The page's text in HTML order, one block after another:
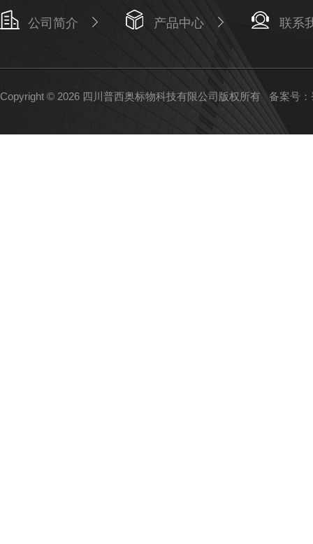
公司简介 产品中心 联系
Copyright © 2026 四川普西奥标物科技有限公司版权所有 备案号：